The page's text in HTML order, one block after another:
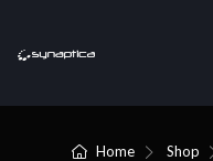
Home Shop